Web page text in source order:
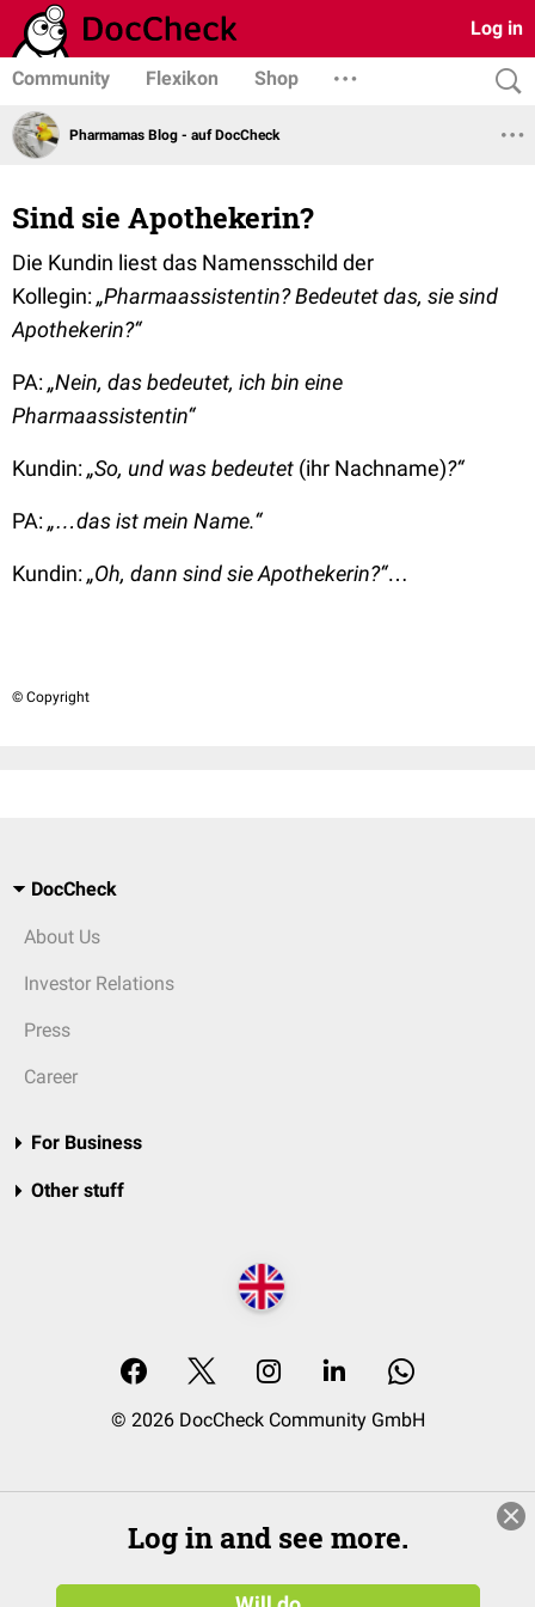
Log in
Community Flexikon Shop
Pharmamas Blog - auf DocCheck
Sind sie Apothekerin?
Die Kundin liest das Namensschild der
Kollegin:„Pharmaassistentin? Bedeutet das, sie sind
Apothekerin?“
PA:„Nein, das bedeutet, ich bin eine
Pharmaassistentin“
Kundin:„So, und was bedeutet (ihr Nachname)?“
PA:„…das ist mein Name.“
Kundin:„Oh, dann sind sie Apothekerin?“…
© Copyright
DocCheck
About Us
Investor Relations
Press
Career
For Business
Other stuff
© 2026 DocCheck Community GmbH
Log in and see more.